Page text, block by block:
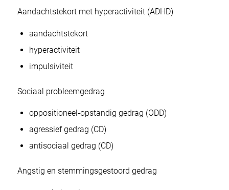
Aandachtstekort met hyperactiviteit (ADHD)
aandachtstekort
hyperactiviteit
impulsiviteit
Sociaal probleemgedrag
oppositioneel-opstandig gedrag (ODD)
agressief gedrag (CD)
antisociaal gedrag (CD)
Angstig en stemmingsgestoord gedrag